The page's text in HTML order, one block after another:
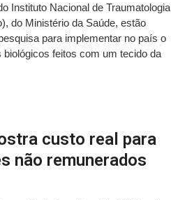
Instituto Nacional de Traumatologia
do Ministério da Saúde, estão
para implementar no país o
biológicos feitos com um tecido da
custo real para
não remunerados